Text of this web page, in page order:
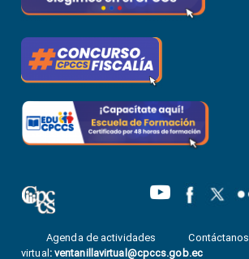
Agenda de actividades Contáctanos
virtual : ventanillavirtual@cpccs.gob.ec